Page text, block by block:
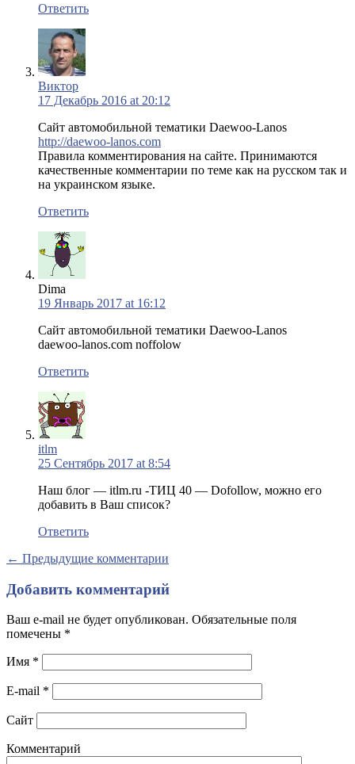
Ответить
Виктор
17 Декабрь 2016 at 20:12
Сайт автомобильной тематики Daewoo-Lanos
http://daewoo-lanos.com
Правила комментирования на сайте. Принимаются
качественные комментарии по теме как на русском так и
на украинском языке.
Ответить
Dima
19 Январь 2017 at 16:12
Сайт автомобильной тематики Daewoo-Lanos
daewoo-lanos.com noffolow
Ответить
itlm
25 Сентябрь 2017 at 8:54
Наш блог — itlm.ru -ТИЦ 40 — Dofollow, можно его
добавить в Ваш список?
Ответить
← Предыдущие комментарии
Добавить комментарий
Ваш e-mail не будет опубликован. Обязательные поля
помечены *
Имя *
E-mail *
Сайт
Комментарий